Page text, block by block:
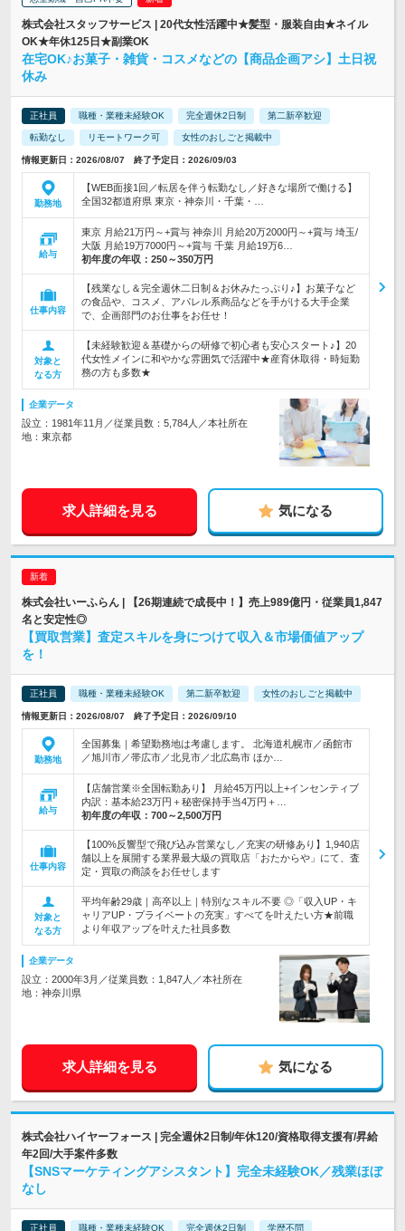
株式会社スタッフサービス | 20代女性活躍中★髪型・服装自由★ネイル
OK★年休125日★副業OK
在宅OK♪お菓子・雑貨・コスメなどの【商品企画アシ】土日祝
休み
正社員 職種・業種未経験OK 完全週休2日制 第二新卒歓迎
転勤なし リモートワーク可 女性のおしごと掲載中
情報更新日：2026/08/07 終了予定日：2026/09/03
勤務地
【WEB面接1回／転居を伴う転勤なし／好きな場所で働ける】
全国32都道府県 東京・神奈川・千葉・…
給与
東京 月給21万円～+賞与 神奈川 月給20万2000円～+賞与 埼玉/
大阪 月給19万7000円～+賞与 千葉 月給19万6…
初年度の年収： 250～350万円
仕事内容
【残業なし＆完全週休二日制＆お休みたっぷり♪】お菓子など
の食品や、コスメ、アパレル系商品などを手がける大手企業
で、企画部門のお仕事をお任せ！
対象と
なる方
【未経験歓迎＆基礎からの研修で初心者も安心スタート♪】20
代女性メインに和やかな雰囲気で活躍中★産育休取得・時短勤
務の方も多数★
企業データ
設立：1981年11月／従業員数：5,784人／本社所在
地：東京都
求人詳細を見る 気になる
株式会社いーふらん | 【26期連続で成長中！】売上989億円・従業員1,847
名と安定性◎
【買取営業】査定スキルを身につけて収入＆市場価値アップ
を！
正社員 職種・業種未経験OK 第二新卒歓迎 女性のおしごと掲載中
情報更新日：2026/08/07 終了予定日：2026/09/10
勤務地
全国募集｜希望勤務地は考慮します。 北海道札幌市／函館市
／旭川市／帯広市／北見市／北広島市 ほか…
給与
【店舗営業※全国転勤あり】 月給45万円以上+インセンティブ
内訳：基本給23万円＋秘密保持手当4万円＋…
初年度の年収： 700～2,500万円
仕事内容
【100%反響型で飛び込み営業なし／充実の研修あり】1,940店
舗以上を展開する業界最大級の買取店「おたからや」にて、査
定・買取の商談をお任せします
対象と
なる方
平均年齢29歳｜高卒以上｜特別なスキル不要 ◎「収入UP・キ
ャリアUP・プライベートの充実」すべてを叶えたい方★前職
より年収アップを叶えた社員多数
企業データ
設立：2000年3月／従業員数：1,847人／本社所在
地：神奈川県
求人詳細を見る 気になる
株式会社ハイヤーフォース | 完全週休2日制/年休120/資格取得支援有/昇給
年2回/大手案件多数
【SNSマーケティングアシスタント】完全未経験OK／残業ほぼ
なし
正社員 職種・業種未経験OK 完全週休2日制 学歴不問